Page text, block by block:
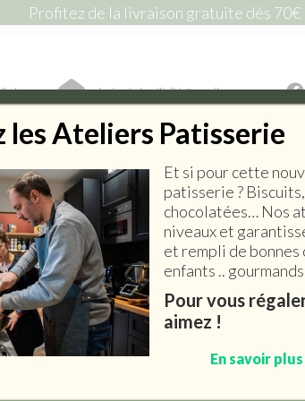
Profitez de la livraison gratuite dès 70€
! lepiceriedemilie26@gmail.com
SALÉE EPICERIE SUCRÉE BOISSONS
Nectar D’Abricot Bio
2,70 – 6,00€
les Ateliers Patisserie
Et si pour cette
patisserie ?
chocolatées… Nos
niveaux et
et rempli de bonnes
enfants ..
Pour vous
aimez !
En savoir